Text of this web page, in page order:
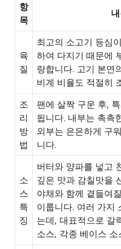
항
목
육
질
최고의 소고기 등심
하여 다지기 때문에
랑합니다. 고기 본연
비계 비율도 적절히
조
리
방
법
팬에 살짝 구운 후,
됩니다. 내부는 촉촉
외부는 은은하게 구
니다.
소
스
특
징
버터와 양파를 넣고
깊은 맛과 감칠맛을
야채와 함께 곁들여
이룹니다. 여러 가지
는데, 대표적으로 갈
소스, 각종 베이스